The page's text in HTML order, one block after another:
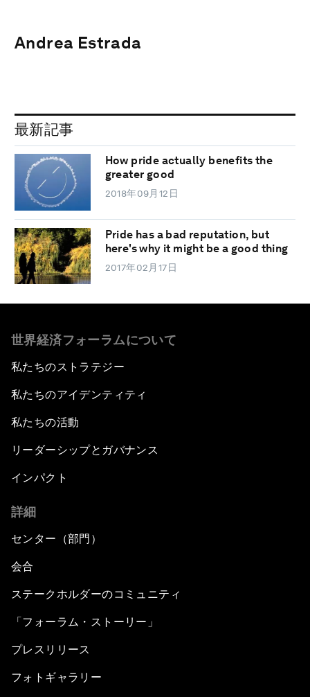
Andrea Estrada
最新記事
How pride actually benefits the
greater good
2018年09月12日
Pride has a bad reputation, but
here's why it might be a good thing
2017年02月17日
世界経済フォーラムについて
私たちのストラテジー
私たちのアイデンティティ
私たちの活動
リーダーシップとガバナンス
インパクト
詳細
センター（部門）
会合
ステークホルダーのコミュニティ
「フォーラム・ストーリー」
プレスリリース
フォトギャラリー